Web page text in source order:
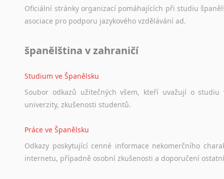
Pandžábština
Paštunština
Portugalština
Romština
Sinhalština
Slovinština
Somálština
Sóština
Srbština
Oficiální stránky organizací pomáhajících při studiu
asociace pro podporu jazykového vzdělávání ad.
španělština v zahraničí
Studium ve Španělsku
Soubor odkazů užitečných všem, kteří uvažují o studiu
univerzity, zkušenosti studentů.
Práce ve Španělsku
Odkazy poskytující cenné informace nekomerčního
internetu, případně osobní zkušenosti a doporučení